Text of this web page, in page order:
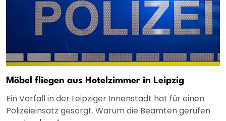
Möbel fliegen aus Hotelzimmer in Leipzig
Ein Vorfall in der Leipziger Innenstadt hat für einen
Polizeieinsatz gesorgt. Warum die Beamten gerufen